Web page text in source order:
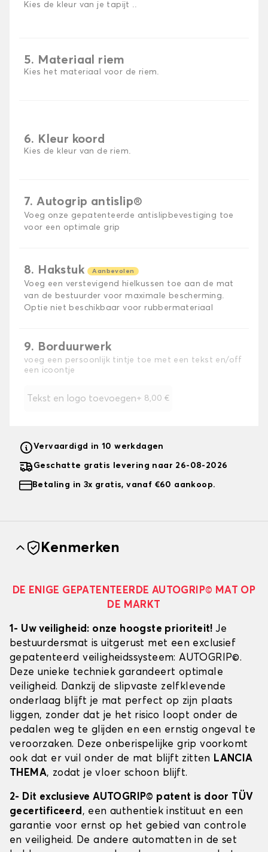
Kies de kleur van je tapijt ..
5. Materiaal riem
Kies het materiaal voor de riem.
6. Kleur koord
Kies de kleur van de riem.
7. Autogrip antislip®
Voeg onze gepatenteerde antislipbevestiging toe
voor een optimale grip
8. Hakstuk Aanbevolen
Voeg een verstevigend hielkussen toe aan de mat
van de bestuurder voor maximale bescherming.
Optie niet beschikbaar voor rubbermateriaal
9. Borduurwerk
voeg een persoonlijk tintje toe met een tekst en/off
een icoontje
Tekst en logo toevoegen+ 8,00 €
Vervaardigd in 10 werkdagen
Geschatte gratis levering naar 26-08-2026
Betaling in 3x gratis, vanaf €60 aankoop.
Kenmerken
DE ENIGE GEPATENTEERDE AUTOGRIP© MAT OP
DE MARKT
1- Uw veiligheid: onze hoogste prioriteit!Je
bestuurdersmat is uitgerust met een exclusief
gepatenteerd veiligheidssysteem: AUTOGRIP©.
Deze unieke techniek garandeert optimale
veiligheid. Dankzij de slipvaste zelfklevende
onderlaag blijft je mat perfect op zijn plaats
liggen, zonder dat je het risico loopt onder de
pedalen weg te glijden en een ernstig ongeval te
veroorzaken. Deze onberispelijke grip voorkomt
ook dat er vuil onder de mat blijft zitten LANCIA
THEMA, zodat je vloer schoon blijft.
2- Dit exclusieve AUTOGRIP© patent is door TÜV
gecertificeerd, een authentiek instituut en een
garantie voor ernst op het gebied van controle
en veiligheid. De andere automatten in de set